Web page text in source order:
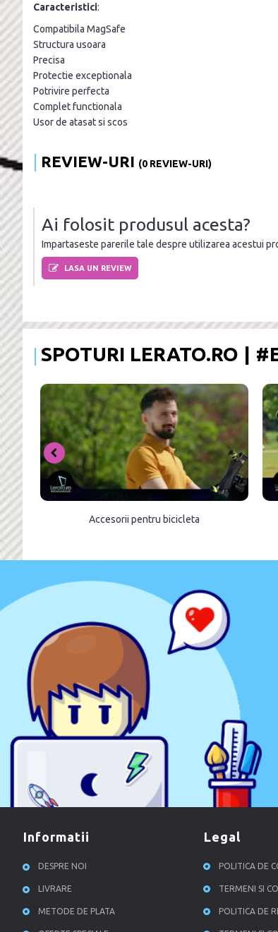
Caracteristici:
Compatibila MagSafe
Structura usoara
Precisa
Protectie exceptionala
Potrivire perfecta
Complet functionala
Usor de atasat si scos
REVIEW-URI (0 REVIEW-URI)
Ai folosit produsul acesta?
Impartaseste parerile tale despre utilizarea acestui
LASA UN REVIEW
SPOTURI LERATO.RO |
Accesorii pentru bicicleta
informatii
DESPRE NOI
LIVRARE
METODE DE PLATA
legal
POLITICA DE
TERMENI SI
POLITICA DE